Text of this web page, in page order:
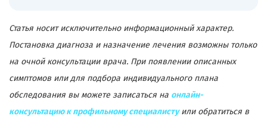
Статья носит исключительно информационный характер.
Постановка диагноза и назначение лечения возможны только
на очной консультации врача. При появлении описанных
симптомов или для подбора индивидуального плана
обследования вы можете записаться на онлайн-
консультацию к профильному специалистуили обратиться в